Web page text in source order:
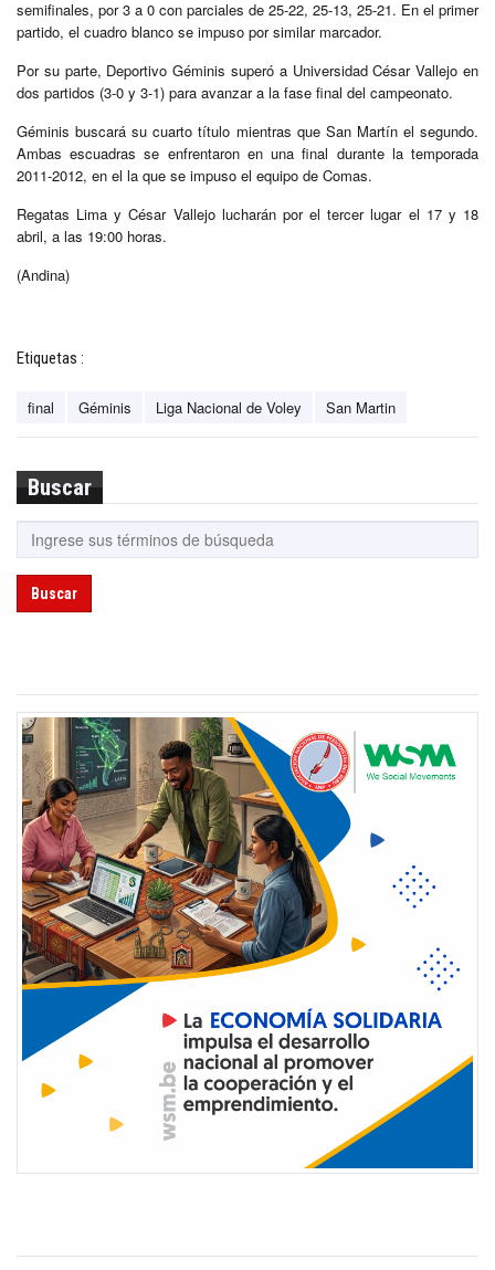
semifinales, por 3 a 0 con parciales de 25-22, 25-13, 25-21. En el primer
partido, el cuadro blanco se impuso por similar marcador.
Por su parte, Deportivo Géminis superó a Universidad César Vallejo en
dos partidos (3-0 y 3-1) para avanzar a la fase final del campeonato.
Géminis buscará su cuarto título mientras que San Martín el segundo.
Ambas escuadras se enfrentaron en una final durante la temporada
2011-2012, en el la que se impuso el equipo de Comas.
Regatas Lima y César Vallejo lucharán por el tercer lugar el 17 y 18
abril, a las 19:00 horas.
(Andina)
Etiquetas :
final Géminis Liga Nacional de Voley San Martin
Buscar
Buscar